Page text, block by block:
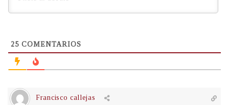
25 COMENTARIOS
Francisco callejas